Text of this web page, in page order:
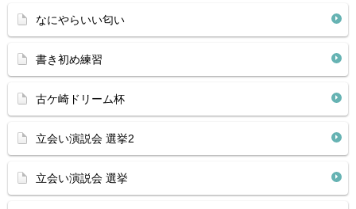
なにやらいい匂い
書き初め練習
古ケ崎ドリーム杯
立会い演説会 選挙2
立会い演説会 選挙